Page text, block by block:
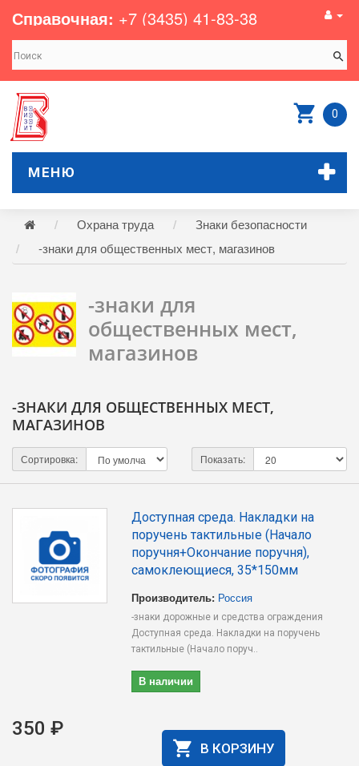
Справочная: +7 (3435) 41-83-38
0
МЕНЮ
Охрана труда
Знаки безопасности
-знаки для общественных мест, магазинов
-знаки для
общественных мест,
магазинов
-ЗНАКИ ДЛЯ ОБЩЕСТВЕННЫХ МЕСТ,
МАГАЗИНОВ
Сортировка: Показать:
Доступная среда. Накладки на
поручень тактильные (Начало
поручня+Окончание поручня),
самоклеющиеся, 35*150мм
Производитель: Россия
-знаки дорожные и средства ограждения
Доступная среда. Накладки на поручень
тактильные (Начало поруч..
В наличии
350 ₽
В КОРЗИНУ